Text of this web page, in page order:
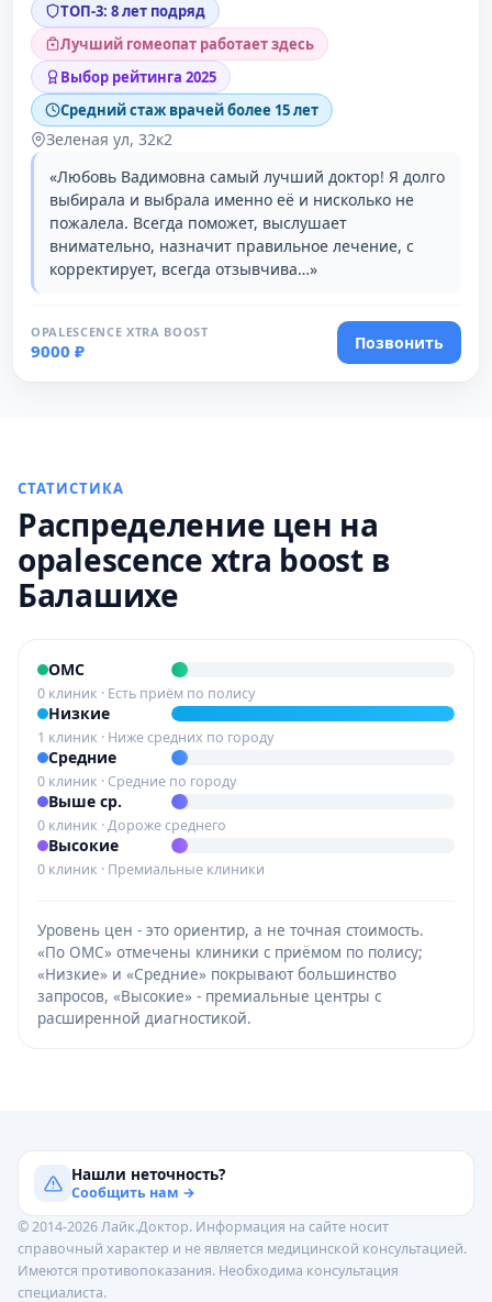
ТОП-3: 8 лет подряд
Лучший гомеопат работает здесь
Выбор рейтинга 2025
Средний стаж врачей более 15 лет
Зеленая ул, 32к2
«Любовь Вадимовна самый лучший доктор! Я долго
выбирала и выбрала именно её и нисколько не
пожалела. Всегда поможет, выслушает
внимательно, назначит правильное лечение, с
корректирует, всегда отзывчива…»
OPALESCENCE XTRA BOOST
9000 ₽ Позвонить
СТАТИСТИКА
Распределение цен на
opalescence xtra boost в
Балашихе
ОМС
0 клиник · Есть приём по полису
Низкие
1 клиник · Ниже средних по городу
Средние
0 клиник · Средние по городу
Выше ср.
0 клиник · Дороже среднего
Высокие
0 клиник · Премиальные клиники
Уровень цен - это ориентир, а не точная стоимость.
«По ОМС» отмечены клиники с приёмом по полису;
«Низкие» и «Средние» покрывают большинство
запросов, «Высокие» - премиальные центры с
расширенной диагностикой.
Нашли неточность?
Сообщить нам →
© 2014-2026 Лайк.Доктор. Информация на сайте носит
справочный характер и не является медицинской консультацией.
Имеются противопоказания. Необходима консультация
специалиста.